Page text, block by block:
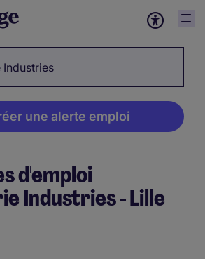
Industries
une alerte emploi
d'emploi
Industries - Lille